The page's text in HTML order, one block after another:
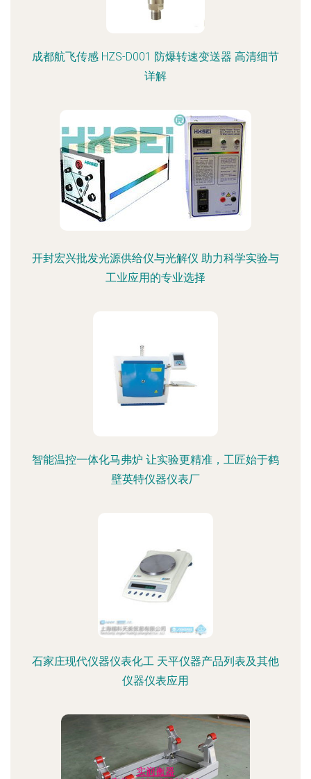
成都航飞传感 HZS-D001 防爆转速变送器 高清细节
详解
开封宏兴批发光源供给仪与光解仪 助力科学实验与
工业应用的专业选择
智能温控一体化马弗炉 让实验更精准，工匠始于鹤
壁英特仪器仪表厂
石家庄现代仪器仪表化工 天平仪器产品列表及其他
仪器仪表应用